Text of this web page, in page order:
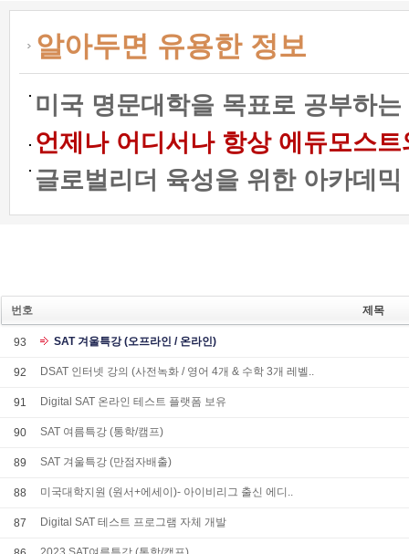
알아두면 유용한 정보
미국 명문대학을 목표로 공부하
언제나 어디서나 항상 에듀모스
글로벌리더 육성을 위한 아카데
번호 제목
93 SAT 겨울특강 (오프라인 / 온라인)
92 DSAT 인터넷 강의 (사전녹화 / 영어 4개 & 수학 3개 레벨..
91 Digital SAT 온라인 테스트 플랫폼 보유
90 SAT 여름특강 (통학/캠프)
89 SAT 겨울특강 (만점자배출)
88 미국대학지원 (원서+에세이)- 아이비리그 출신 에디..
87 Digital SAT 테스트 프로그램 자체 개발